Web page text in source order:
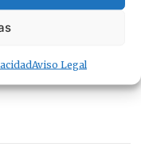
Aviso Legal